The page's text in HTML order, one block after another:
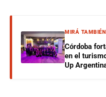
MIRÁ TAMBIÉN
Córdoba
en el
Up